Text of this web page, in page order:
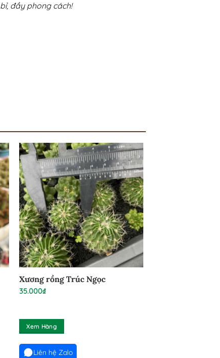
đầy phong cách!
Xương rồng Trúc Ngọc
35.000₫
Xem Hàng
Liên hệ Zalo